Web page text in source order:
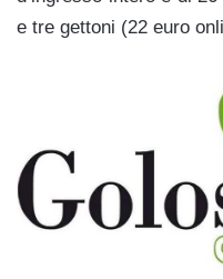
e tre gettoni (22 euro